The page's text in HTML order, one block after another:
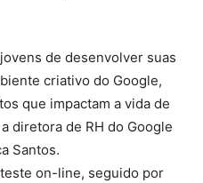
de desenvolver suas
criativo do Google,
que impactam a vida de
diretora de RH do Google
Santos.
on-line, seguido por